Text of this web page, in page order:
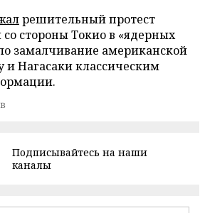
решительный протест
стороны Токио в «ядерных
замалчивание американской
и Нагасаки классическим
Подписывайтесь на наши
каналы